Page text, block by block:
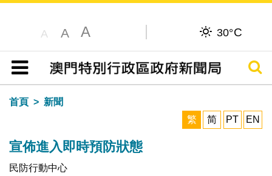
A A A 30°C
目錄
搜尋
首頁
新聞
繁
简 PT EN
宣佈進入即時預防狀態
民防行動中心